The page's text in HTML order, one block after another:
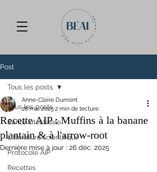
Post
Tous les posts
Santé intestinale
Littérature scientifique
Protocole AIP
Recettes
Tous les posts
Recette AIP : Muffins à la banane
plantain & à l'arrow-root
Anne-Claire Dumont
28 mai 2025 2 min de lecture
Dernière mise à jour : 26 déc. 2025